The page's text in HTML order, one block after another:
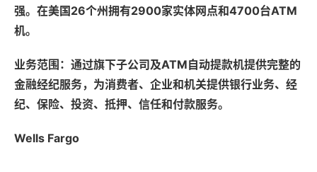
强。在美国26个州拥有2900家实体网点和4700台ATM
机。
业务范围：通过旗下子公司及ATM自动提款机提供完整的
金融经纪服务，为消费者、企业和机关提供银行业务、经
纪、保险、投资、抵押、信任和付款服务。
Wells Fargo